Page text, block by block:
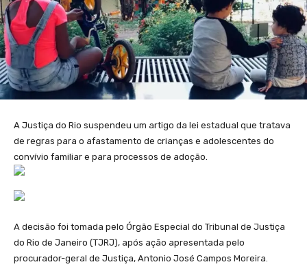
A Justiça do Rio suspendeu um artigo da lei estadual que tratava
de regras para o afastamento de crianças e adolescentes do
convívio familiar e para processos de adoção.
A decisão foi tomada pelo Órgão Especial do Tribunal de Justiça
do Rio de Janeiro (TJRJ), após ação apresentada pelo
procurador-geral de Justiça, Antonio José Campos Moreira.